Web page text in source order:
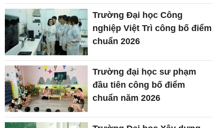
Trường Đại học Công
nghiệp Việt Trì công bố điểm
chuẩn 2026
Trường đại học sư phạm
đầu tiên công bố điểm
chuẩn năm 2026